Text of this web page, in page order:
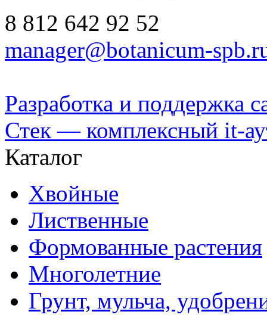
8 812 642 92 52
manager@botanicum-
Разработка и поддержка
Стек — комплексный it-
Каталог
Хвойные
Лиственные
Формованные растения
Многолетние
Грунт, мульча,